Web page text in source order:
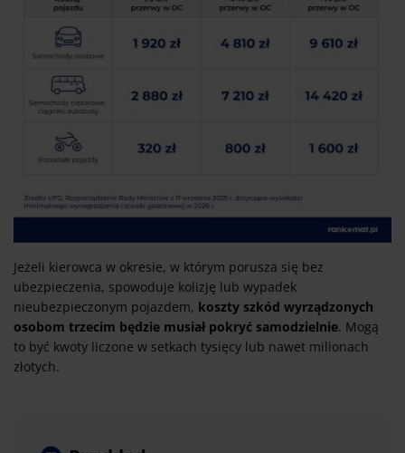
Jeżeli kierowca w okresie, w którym porusza się bez
ubezpieczenia, spowoduje kolizję lub wypadek
nieubezpieczonym pojazdem, koszty szkód wyrządzonych
osobom trzecim będzie musiał pokryć samodzielnie. Mogą
to być kwoty liczone w setkach tysięcy lub nawet milionach
złotych.